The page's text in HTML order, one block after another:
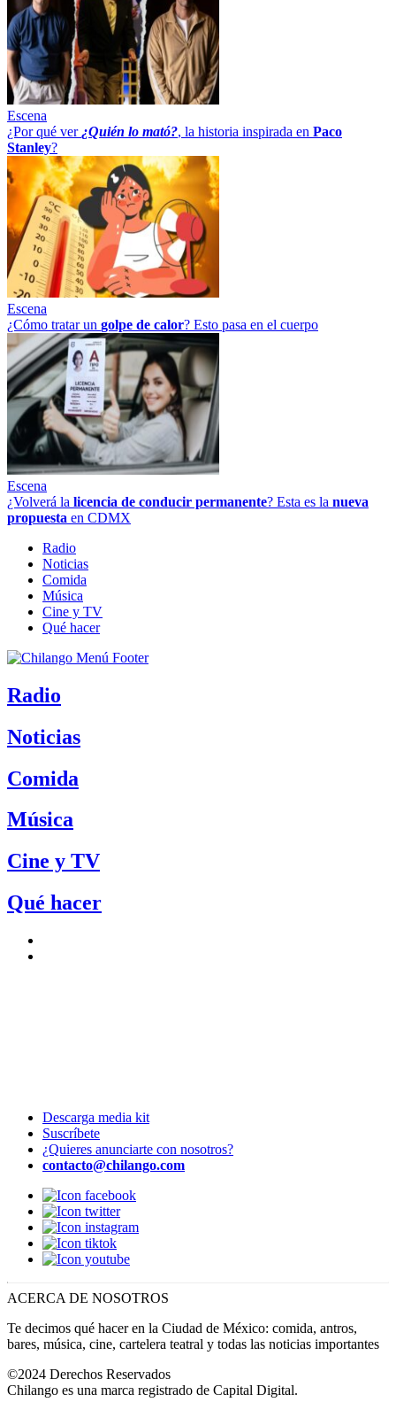
Escena
¿Por qué ver ¿Quién lo mató?, la historia inspirada en Paco
Stanley?
Escena
¿Cómo tratar un golpe de calor? Esto pasa en el cuerpo
Escena
¿Volverá la licencia de conducir permanente? Esta es la nueva
propuesta en CDMX
Radio
Noticias
Comida
Música
Cine y TV
Qué hacer
Radio
Noticias
Comida
Música
Cine y TV
Qué hacer
Descarga media kit
Suscríbete
¿Quieres anunciarte con nosotros?
contacto@chilango.com
ACERCA DE NOSOTROS
Te decimos qué hacer en la Ciudad de México: comida, antros,
bares, música, cine, cartelera teatral y todas las noticias importantes
©2024 Derechos Reservados
Chilango es una marca registrado de Capital Digital.